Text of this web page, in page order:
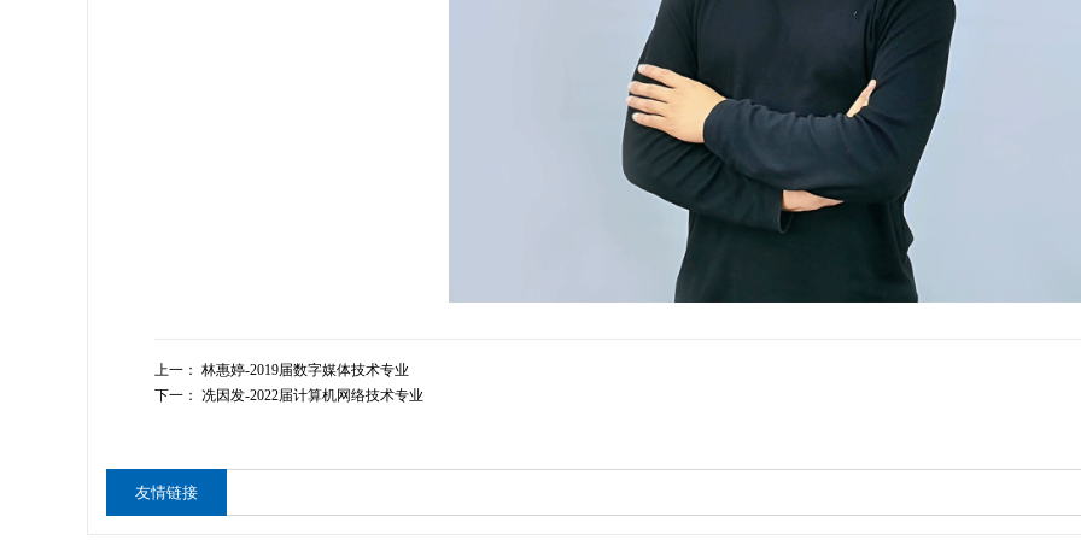
上一： 林惠婷-2019届数字媒体技术专业
下一： 冼因发-2022届计算机网络技术专业
友情链接